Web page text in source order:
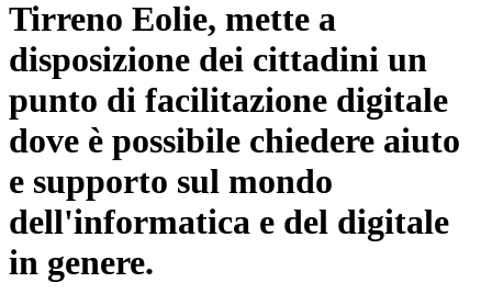
Tirreno Eolie, mette a
disposizione dei cittadini un
punto di facilitazione digitale
dove è possibile chiedere aiuto
e supporto sul mondo
dell'informatica e del digitale
in genere.